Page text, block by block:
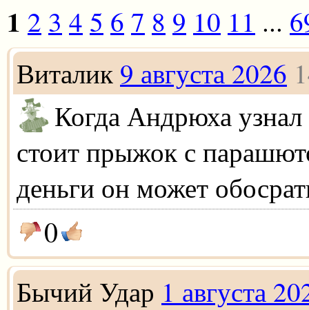
1 2 3 4 5 6 7 8 9 10 11 ...
Виталик 9 августа 2026
Когда Андрюха узнал
стоит прыжок с
деньги он может
0
Бычий Удар 1 августа